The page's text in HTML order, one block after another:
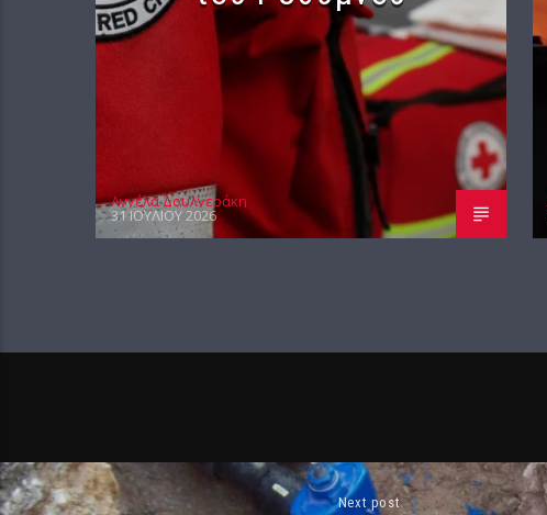
Αγγέλα Δουλγεράκη
31 ΙΟΥΛΊΟΥ 2026
Next post